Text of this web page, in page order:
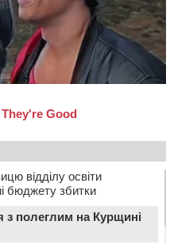
відділу освіти
бюджету збитки
з полеглим на Курщині